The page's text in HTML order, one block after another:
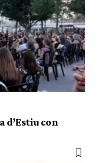
d’Estiu con